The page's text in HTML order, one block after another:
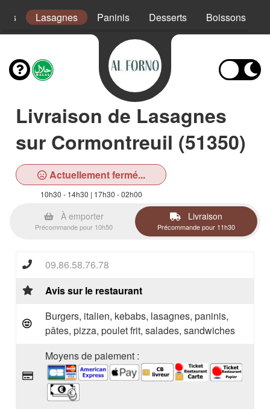
Lasagnes Paninis Desserts Boissons
Livraison de Lasagnes
sur Cormontreuil (51350)
Actuellement fermé...
10h30 - 14h30 | 17h30 - 02h00
À emporter
Précommande pour 10h50
Livraison
Précommande pour 11h30
09.86.58.76.78
Avis sur le restaurant
Burgers, italien, kebabs, lasagnes, paninis,
pâtes, pizza, poulet frit, salades, sandwiches
Moyens de paiement :